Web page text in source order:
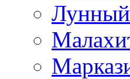
Лунный